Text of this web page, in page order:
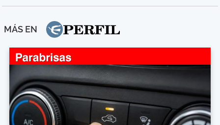
MÁS EN